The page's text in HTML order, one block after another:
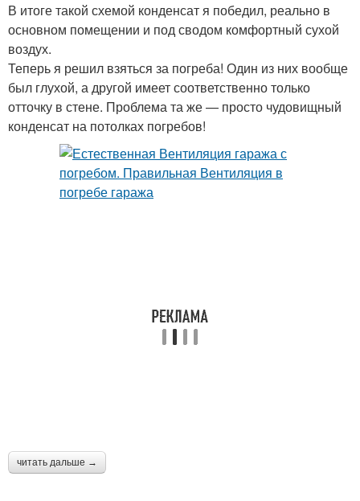
В итоге такой схемой конденсат я победил, реально в
основном помещении и под сводом комфортный сухой
воздух.
Теперь я решил взяться за погреба! Один из них вообще
был глухой, а другой имеет соответственно только
отточку в стене. Проблема та же — просто чудовищный
конденсат на потолках погребов!
читать дальше →